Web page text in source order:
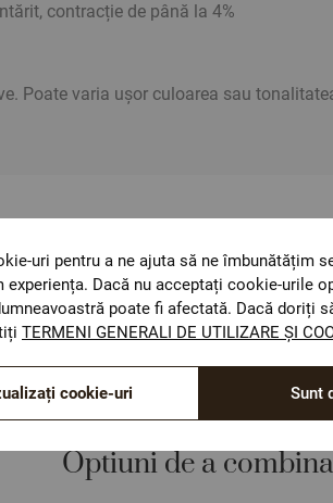
contracție de până la 4%
Poate varia ușor culoarea sau
Materiale textile care sunt sigure pentru
dumneavoastră.
Optiuni de a combina
uri pentru a ne ajuta să ne îmbunătățim
experiența. Dacă nu acceptați cookie-urile
poate fi afectată. Dacă doriți
TERMENI GENERALI DE UTILIZARE ȘI
Sunt
cookie-uri